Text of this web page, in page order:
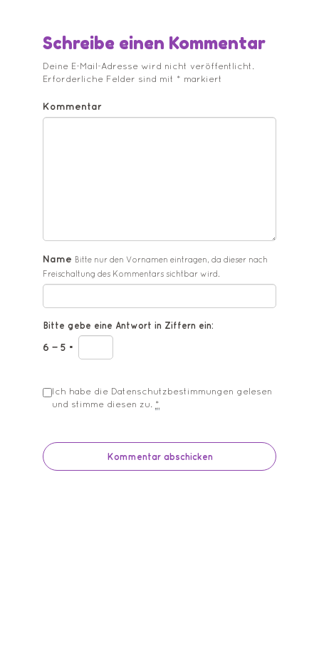
Schreibe einen Kommentar
Deine E-Mail-Adresse wird nicht veröffentlicht.
Erforderliche Felder sind mit * markiert
Kommentar
Name Bitte nur den Vornamen eintragen, da dieser nach
Freischaltung des Kommentars sichtbar wird.
Bitte gebe eine Antwort in Ziffern ein:
6 − 5 =
Ich habe die Datenschutzbestimmungen gelesen
und stimme diesen zu. *